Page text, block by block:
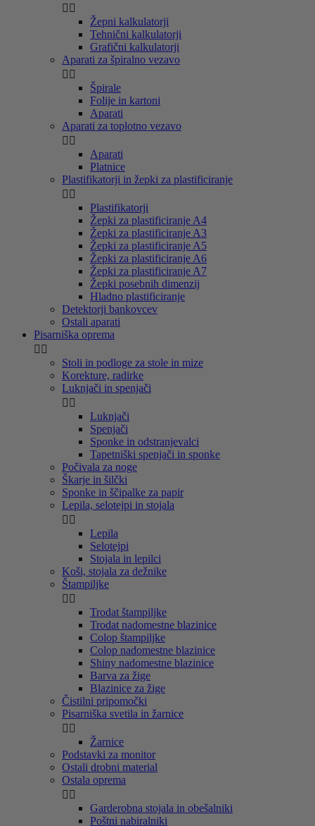
 
Žepni kalkulatorji
Tehnični kalkulatorji
Grafični kalkulatorji
Aparati za špiralno vezavo
 
Špirale
Folije in kartoni
Aparati
Aparati za toplotno vezavo
 
Aparati
Platnice
Plastifikatorji in žepki za plastificiranje
 
Plastifikatorji
Žepki za plastificiranje A4
Žepki za plastificiranje A3
Žepki za plastificiranje A5
Žepki za plastificiranje A6
Žepki za plastificiranje A7
Žepki posebnih dimenzij
Hladno plastificiranje
Detektorji bankovcev
Ostali aparati
Pisarniška oprema
 
Stoli in podloge za stole in mize
Korekture, radirke
Luknjači in spenjači
 
Luknjači
Spenjači
Sponke in odstranjevalci
Tapetniški spenjači in sponke
Počivala za noge
Škarje in šilčki
Sponke in ščipalke za papir
Lepila, selotejpi in stojala
 
Lepila
Selotejpi
Stojala in lepilci
Koši, stojala za dežnike
Štampiljke
 
Trodat štampiljke
Trodat nadomestne blazinice
Colop štampiljke
Colop nadomestne blazinice
Shiny nadomestne blazinice
Barva za žige
Blazinice za žige
Čistilni pripomočki
Pisarniška svetila in žarnice
 
Žarnice
Podstavki za monitor
Ostali drobni material
Ostala oprema
 
Garderobna stojala in obešalniki
Poštni nabiralniki